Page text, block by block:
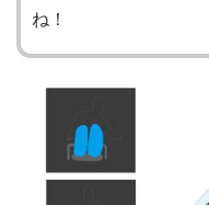
ね！